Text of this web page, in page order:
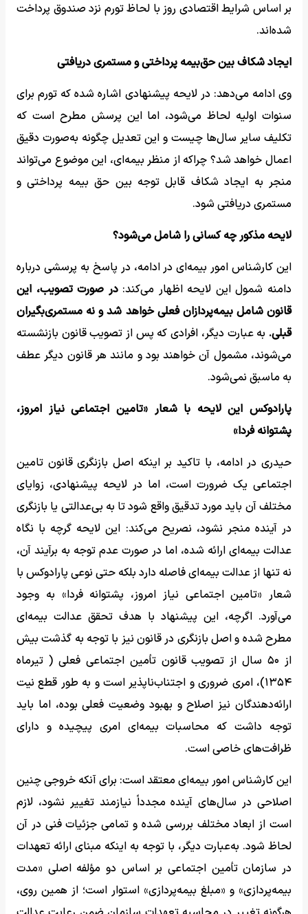
بر اساس شرایط اقتصادی روز با لحاظ تورم نزد صندوق پرداخت
شده‌اند.
ایجاد شکاف بین حق‌بیمه پرداختی و مستمری دریافتی
وی ادامه می‌دهد: در لایحه پیشنهادی اشاره شده که تورم برای
سنوات اولیه لحاظ می‌شود، اما این پرسش مطرح است که
تکلیف سایر سال‌ها چیست و این تعدیل چگونه به‌صورت دقیق
اعمال خواهد شد؟ چراکه از منظر بیمه‌ای، این موضوع می‌تواند
منجر به ایجاد شکاف قابل توجه بین حق بیمه پرداختی و
مستمری دریافتی شود.
لایحه مذکور چه کسانی را شامل می‌شود؟
این کارشناس امور بیمه‌ای در ادامه، در پاسخ به پرسشی درباره
دامنه شمول این لایحه اظهار می‌کند:در صورت تصویب، این
قانون شامل بیمه‌پردازان فعلی خواهد شد و نه مستمری‌بگیران
قبلی. به عبارت دیگر، افرادی که پس از تصویب قانون بازنشسته
می‌شوند، مشمول آن خواهند بود و مانند هر قانون دیگر عطف
به ماسبق نمی‌شود.
پارادوکس این لایحه با شعار «تامین اجتماعی نیاز امروز،
پشتوانه فردا»
حیدری در ادامه، با تاکید بر اینکه اصل بازنگری قانون تامین
اجتماعی یک ضرورت است، اما در لایحه پیشنهادی، زوایای
مختلف آن باید مورد تدقیق واقع شود تا به بی‌عدالتی یا بازنگری
در آینده منجر نشود، نصریح می‌کند: این لایحه گرچه با نگاه
عدالت بیمه‌ای ارائه شده، اما در صورت عدم توجه به برآیند آن،
نه تنها از عدالت بیمه‌ای فاصله دارد بلکه حتی نوعی پارادوکس با
شعار «تامین اجتماعی نیاز امروز، پشتوانه فردا» به وجود
می‌آورد. اگرچه، این پیشنهاد با هدف تحقق عدالت بیمه‌ای
مطرح شده و اصل بازنگری در قانون نیز با توجه به گذشت بیش
از ۵۰ سال از تصویب قانون تأمین اجتماعی فعلی ( تیرماه
۱۳۵۴)، امری ضروری و اجتناب‌ناپذیر است و به طور قطع نیت
ارائه‌دهندگان نیز اصلاح و بهبود وضعیت فعلی بوده، اما باید
توجه داشت که محاسبات بیمه‌ای امری پیچیده و دارای
ظرافت‌های خاصی است.
این کارشناس امور بیمه‌ای معتقد است: برای آنکه خروجی چنین
اصلاحی در سال‌های آینده مجدداً نیازمند تغییر نشود، لازم
است از ابعاد مختلف بررسی شده و تمامی جزئیات فنی در آن
لحاظ شود. به‌عبارت دیگر، با توجه به اینکه مبنای ارائه تعهدات
در سازمان تأمین اجتماعی بر اساس دو مؤلفه اصلی «مدت
بیمه‌پردازی» و «مبلغ بیمه‌پردازی» استوار است؛ از همین روی،